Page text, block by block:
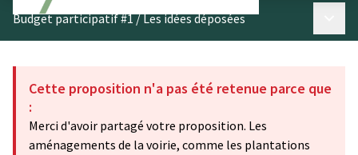
Budget participatif #1/Les idées déposées
Cette proposition n'a pas été retenue parce que
:
Merci d'avoir partagé votre proposition. Les
aménagements de la voirie, comme les plantations